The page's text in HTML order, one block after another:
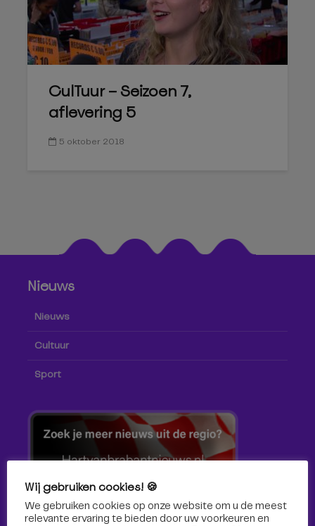
CulTuur – Seizoen 7,
aflevering 5
5 oktober 2018
Nieuws
Nieuws
Cultuur
Sport
Wij gebruiken cookies! 🍪
We gebruiken cookies op onze website om u de meest
relevante ervaring te bieden door uw voorkeuren en